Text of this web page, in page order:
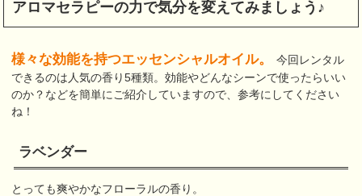
アロマセラピーの力で気分を変えてみましょう♪
様々な効能を持つエッセンシャルオイル。今回レンタル
できるのは人気の香り5種類。効能やどんなシーンで使ったらいい
のか？などを簡単にご紹介していますので、参考にしてください
ね！
ラベンダー
とっても爽やかなフローラルの香り。